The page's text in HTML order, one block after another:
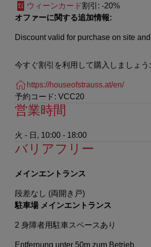
ウィーンカード割引 : -20%
オファーに関する追加情報:
Discount valid for purchase on site
今すぐ割引を利用して購入しましょう:
https://houseofstrauss.at/en/
予約コード: VCC20
営業時間
火 - 日, 10:00 - 18:00
バリアフリー
メインエントランス
段差なし (両開き戸)
駐車場 メインエントランス
2 身障者用駐車スペースあり
Entfernung unter 50m zum Betrieb